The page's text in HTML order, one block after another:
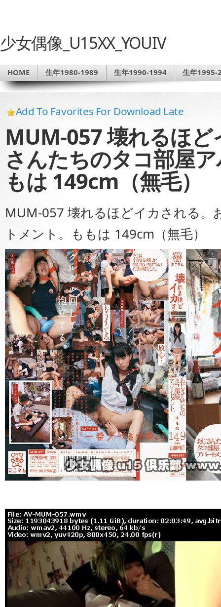
少女偶像_U15XX_YOUIV
HOME 生年1980-1989 生年1990-1994 生年1995-
Add To Favorites For Download Late
MUM-057 壊れるほ
さんたちのタコ部屋
もは 149cm（無毛）
MUM-057 壊れるほどイカされる。
トメント。ももは 149cm（無毛）